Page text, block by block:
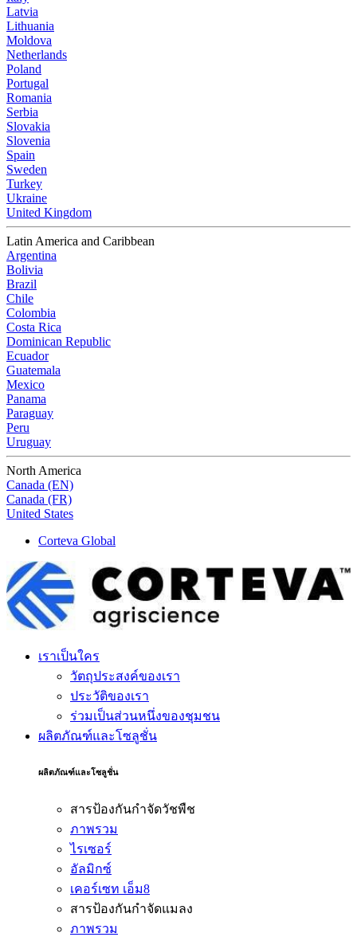
Latvia
Lithuania
Moldova
Netherlands
Poland
Portugal
Romania
Serbia
Slovakia
Slovenia
Spain
Sweden
Turkey
Ukraine
United Kingdom
Latin America and Caribbean
Argentina
Bolivia
Brazil
Chile
Colombia
Costa Rica
Dominican Republic
Ecuador
Guatemala
Mexico
Panama
Paraguay
Peru
Uruguay
North America
Canada (EN)
Canada (FR)
United States
Corteva Global
เราเป็นใคร
วัตถุประสงค์ของเรา
ประวัติของเรา
ร่วมเป็นส่วนหนึ่งของชุมชน
ผลิตภัณฑ์และโซลูชั่น
ผลิตภัณฑ์และโซลูชั่น
สารป้องกันกำจัดวัชพืช
ภาพรวม
ไรเซอร์
อัลมิกซ์
เคอร์เซท เอ็ม8
สารป้องกันกำจัดแมลง
ภาพรวม